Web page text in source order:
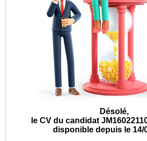
Désolé,
le CV du candidat
disponible depuis le 14/